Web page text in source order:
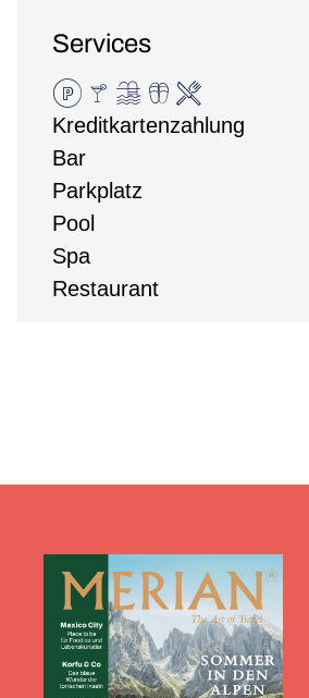
Services
Kreditkartenzahlung
Bar
Parkplatz
Pool
Spa
Restaurant